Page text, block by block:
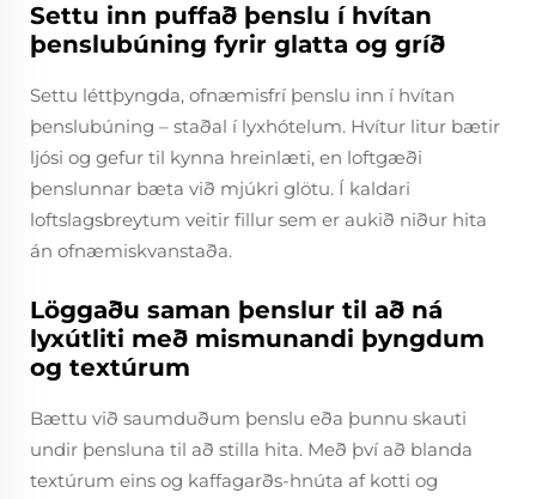
Settu inn puffað þenslu í hvítan
þenslubúning fyrir glatta og gríð
Settu léttþyngda, ofnæmisfrí þenslu inn í hvítan
þenslubúning – staðal í lyxhótelum. Hvítur litur bætir
ljósi og gefur til kynna hreinlæti, en loftgæði
þenslunnar bæta við mjúkri glötu. Í kaldari
loftslagsbreytum veitir fillur sem er aukið niður hita
án ofnæmiskvanstaða.
Löggaðu saman þenslur til að ná
lyxútliti með mismunandi þyngdum
og textúrum
Bættu við saumduðum þenslu eða þunnu skauti
undir þensluna til að stilla hita. Með því að blanda
textúrum eins og kaffagarðs-hnúta af kotti og